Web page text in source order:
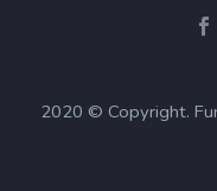
2020 © Copyright.